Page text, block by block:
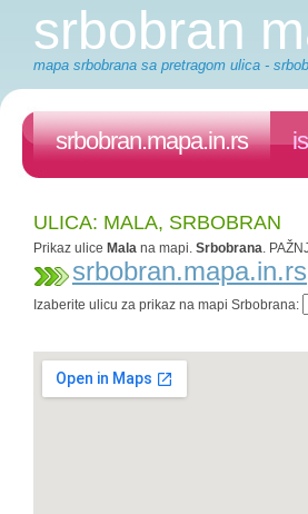
srbobran
mapa srbobrana sa pretragom ulica -
srbobran.mapa.in.rs
ULICA: MALA, SRBOBRAN
Prikaz ulice Mala na mapi. Srbobrana.
srbobran.mapa.in.rs
Izaberite ulicu za prikaz na mapi Srbobrana: